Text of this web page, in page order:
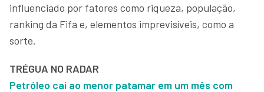
influenciado por fatores como riqueza, população,
ranking da Fifa e, elementos imprevisíveis, como a
sorte.
TRÉGUA NO RADAR
Petróleo cai ao menor patamar em um mês com